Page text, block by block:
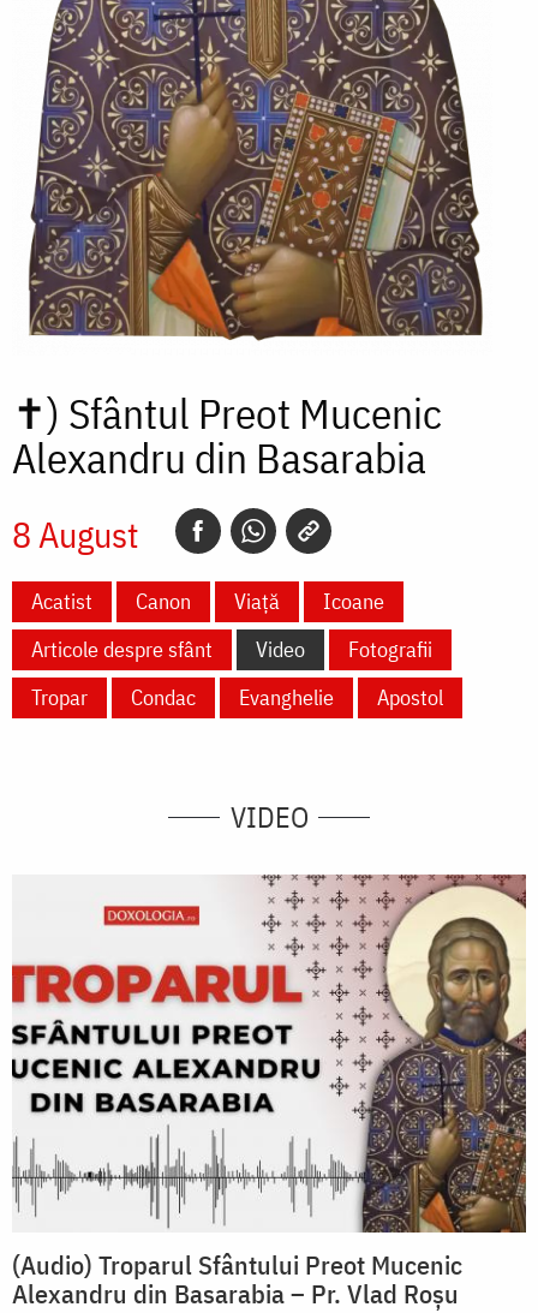
✝) Sfântul Preot Mucenic
Alexandru din Basarabia
8 August
Acatist Canon Viață
Icoane
Articole despre sfânt
Video
Fotografii
Tropar
Condac Evanghelie Apostol
VIDEO
(Audio) Troparul Sfântului Preot Mucenic
Alexandru din Basarabia – Pr. Vlad Roșu